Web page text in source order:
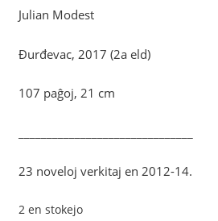
Julian Modest
Đurđevac, 2017 (2a eld)
107 paĝoj, 21 cm
23 noveloj verkitaj en 2012-14.
2 en stokejo